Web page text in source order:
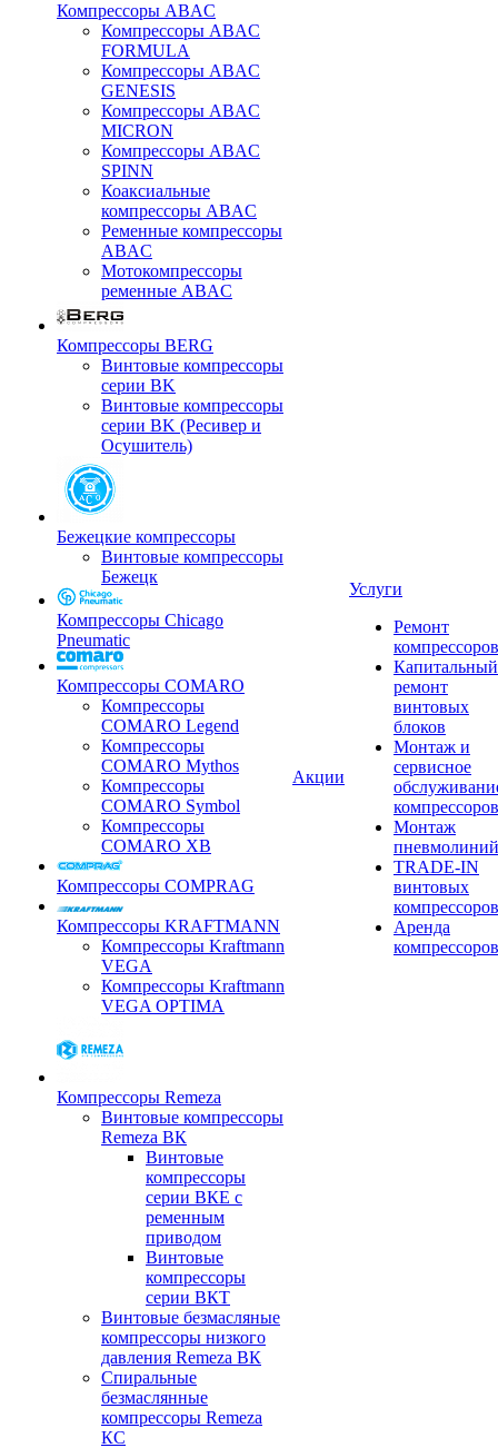
Компрессоры ABAC
Компрессоры ABAC
FORMULA
Компрессоры ABAC
GENESIS
Компрессоры ABAC
MICRON
Компрессоры ABAC
SPINN
Коаксиальные
компрессоры ABAC
Ременные компрессоры
ABAC
Мотокомпрессоры
ременные ABAC
Компрессоры BERG
Винтовые компрессоры
серии BK
Винтовые компрессоры
серии BK (Ресивер и
Осушитель)
Бежецкие компрессоры
Винтовые компрессоры
Бежецк
Компрессоры Chicago
Pneumatic
Компрессоры COMARO
Компрессоры
COMARO Legend
Компрессоры
COMARO Mythos
Компрессоры
COMARO Symbol
Компрессоры
COMARO XB
Компрессоры COMPRAG
Компрессоры KRAFTMANN
Компрессоры Kraftmann
VEGA
Компрессоры Kraftmann
VEGA OPTIMA
Компрессоры Remeza
Винтовые компрессоры
Remeza ВК
Винтовые
компрессоры
серии ВКЕ с
ременным
приводом
Винтовые
компрессоры
серии ВКТ
Винтовые безмасляные
компрессоры низкого
давления Remeza ВК
Спиральные
безмаслянные
компрессоры Remeza
КС
Акции
Услуги
Ремонт
компрессоров
Капитальный
ремонт
винтовых
блоков
Монтаж и
сервисное
компрессоров
Монтаж
пневмолиний
TRADE-IN
винтовых
компрессоров
Аренда
компрессоров